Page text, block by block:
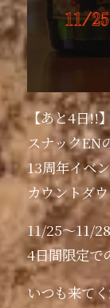
【あと4日!!
スナックEN
13周年イベ
カウントダ
11/25〜11/
4日間限定で
いつも来て